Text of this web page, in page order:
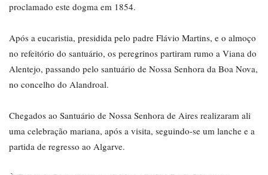
proclamado este dogma em 1854.
Após a eucaristia, presidida pelo padre Flávio Martins, e o almoço
no refeitório do santuário, os peregrinos partiram rumo a Viana do
Alentejo, passando pelo santuário de Nossa Senhora da Boa Nova,
no concelho do Alandroal.
Chegados ao Santuário de Nossa Senhora de Aires realizaram ali
uma celebração mariana, após a visita, seguindo-se um lanche e a
partida de regresso ao Algarve.